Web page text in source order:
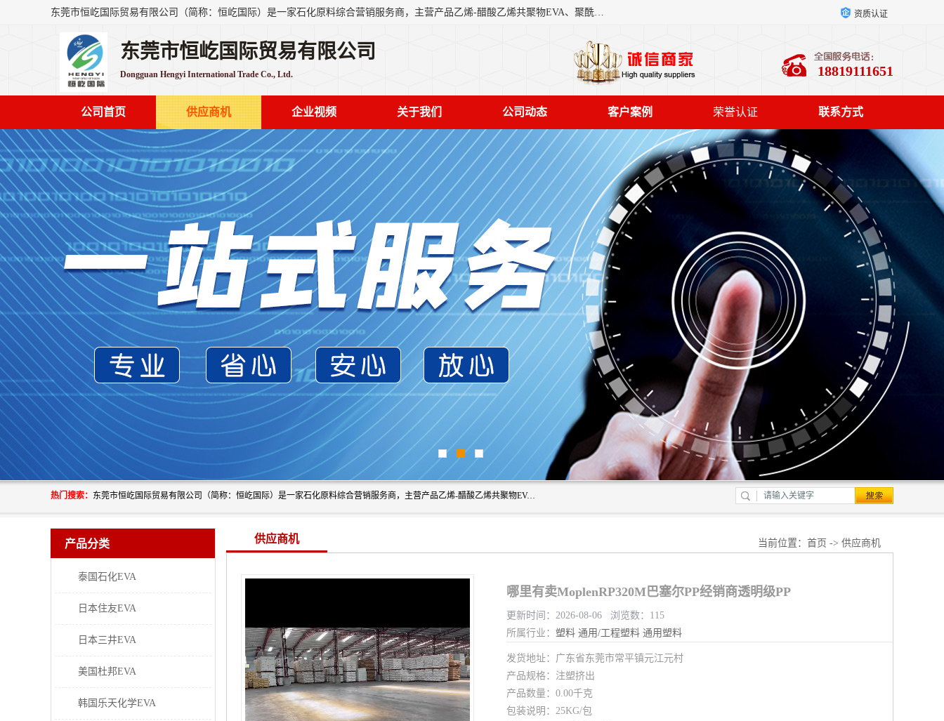
东莞市恒屹国际贸易有限公司（简称：恒屹国际）是一家石化原料综合营销服务商，主营产品乙烯-醋酸乙烯共聚物EVA、聚酰胺PA（尼龙）、醚酯型热塑弹性体TPEE等，公司秉承以市场为导向的战略思想，致力于大宗石化原料在中国市场的营销服务业务，为客户提供一站式的全面服务。 资质认证
东莞市恒屹国际贸易有限公司
Dongguan Hengyi International Trade Co., Ltd. 18819111651
公司首页 供应商机 企业视频 关于我们 公司动态 客户案例 荣誉认证 联系方式
热门搜索： 东莞市恒屹国际贸易有限公司（简称：恒屹国际）是一家石化原料综合营销服务商，主营产品乙烯-醋酸乙烯共聚物EVA、聚酰胺PA（尼龙）、醚酯型热塑弹性体TPEE等，公司秉承以市场为导向的战略思想，致力于大宗石化原料在中国市场的营销服务业务，为客户提供一站式的全面服务。
产品分类
泰国石化EVA
日本住友EVA
日本三井EVA
美国杜邦EVA
韩国乐天化学EVA
供应商机 当前位置： 首页 -> 供应商机
哪里有卖MoplenRP320M巴塞尔PP经销商透明级PP
更新时间：2026-08-06 浏览数：115
所属行业： 塑料 通用/工程塑料 通用塑料
发货地址：广东省东莞市常平镇元江元村
产品规格：注塑挤出
产品数量：0.00千克
包装说明：25KG/包